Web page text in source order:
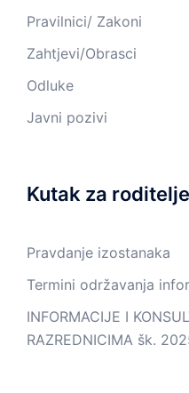
Pravilnici/ Zakoni
Zahtjevi/Obrasci
Odluke
Javni pozivi
Kutak za roditelje
Pravdanje izostanaka
Termini održavanja
INFORMACIJE I
RAZREDNICIMA šk.